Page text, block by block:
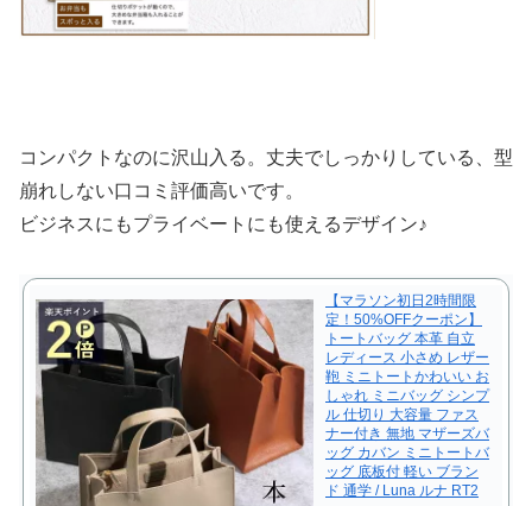
コンパクトなのに沢山入る。丈夫でしっかりしている、型
崩れしない口コミ評価高いです。
ビジネスにもプライベートにも使えるデザイン♪
【マラソン初日2時間限
定！50%OFFクーポン】
トートバッグ 本革 自立
レディース 小さめ レザー
鞄 ミニトートかわいい お
しゃれ ミニバッグ シンプ
ル 仕切り 大容量 ファス
ナー付き 無地 マザーズバ
ッグ カバン ミニトートバ
ッグ 底板付 軽い ブラン
ド 通学 / Luna ルナ RT2